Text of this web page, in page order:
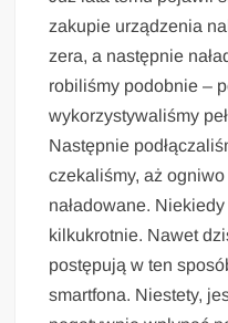
zakupie urządzenia
zera, a następnie
robiliśmy podobnie –
wykorzystywaliśmy
Następnie
czekaliśmy, aż ogniwo
naładowane.
kilkukrotnie. Nawet
postępują w ten
smartfona. Niestety,